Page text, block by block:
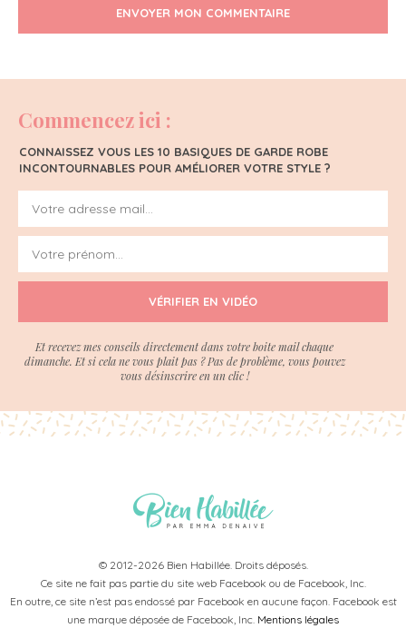
ENVOYER MON COMMENTAIRE
Commencez ici :
CONNAISSEZ VOUS LES 10 BASIQUES DE GARDE ROBE
INCONTOURNABLES POUR AMÉLIORER VOTRE STYLE ?
VÉRIFIER EN VIDÉO
Et recevez mes conseils directement dans votre boite mail chaque
dimanche. Et si cela ne vous plait pas ? Pas de problème, vous pouvez
vous désinscrire en un clic !
© 2012-2026 Bien Habillée. Droits déposés.
Ce site ne fait pas partie du site web Facebook ou de Facebook, Inc.
En outre, ce site n’est pas endossé par Facebook en aucune façon. Facebook est
une marque déposée de Facebook, Inc. Mentions légales